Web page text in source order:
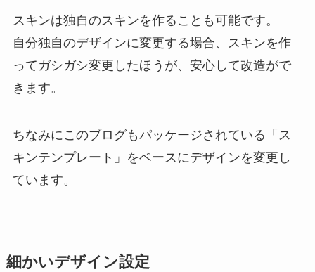
スキンは独自のスキンを作ることも可能です。
自分独自のデザインに変更する場合、スキンを作
ってガシガシ変更したほうが、安心して改造がで
きます。
ちなみにこのブログもパッケージされている「ス
キンテンプレート」をベースにデザインを変更し
ています。
細かいデザイン設定